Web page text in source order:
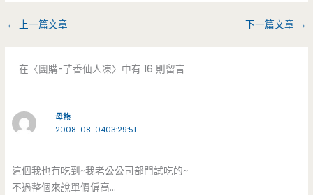
← 上一篇文章 下一篇文章 →
在〈團購-芋香仙人凍〉中有 16 則留言
母熊
2008-08-0403:29:51
這個我也有吃到~我老公公司部門試吃的~
不過整個來說單價偏高…